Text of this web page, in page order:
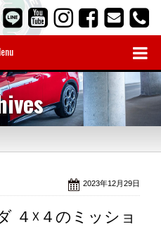
2023年12月29日
４☓４のミッショ